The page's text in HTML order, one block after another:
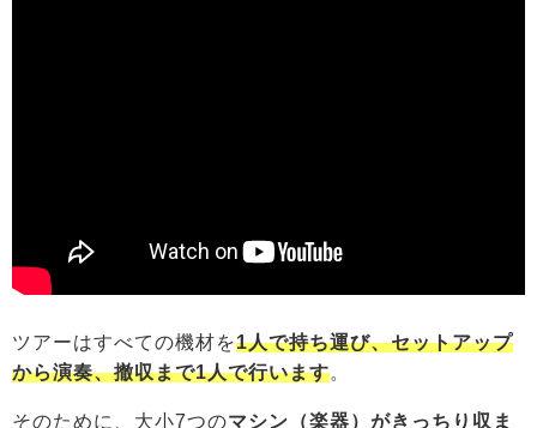
ツアーはすべての機材を1人で持ち運び、セットアップ
から演奏、撤収まで1人で行います。
そのために、大小7つのマシン（楽器）がきっちり収ま